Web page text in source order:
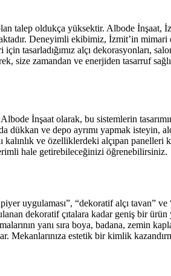
oldukça yüksektir. Albode İnşaat,
Deneyimli ekibimiz, İzmit’in
tasarladığımız alçı dekorasyonları,
size zamandan ve enerjiden tasarruf
İnşaat olarak, bu sistemlerin
dükkan ve depo ayrımı yapmak isteyin,
kalınlık ve özelliklerdeki alçıpan panelleri
hale getirebileceğinizi öğrenebilirsiniz.
uygulaması”, “dekoratif alçı tavan” ve
dekoratif çıtalara kadar geniş bir ürün
yanı sıra boya, badana, zemin
Mekanlarınıza estetik bir kimlik